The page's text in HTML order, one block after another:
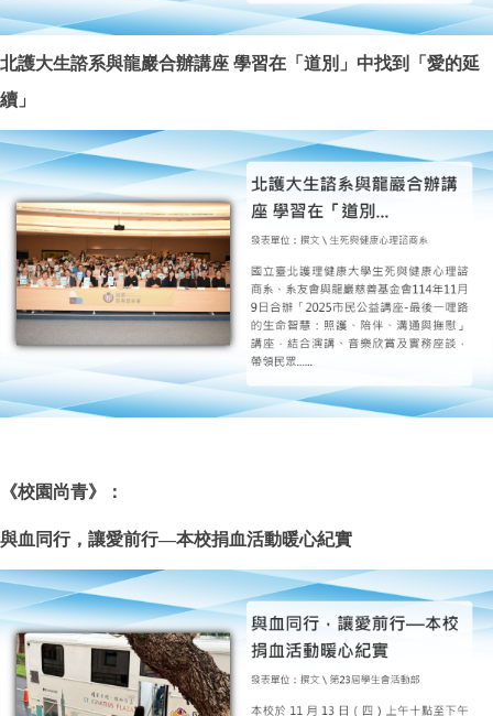
北護大生諮系與龍巖合辦講座 學習在「道別」中找到「愛的延
續」
《校園尚青》：
與血同行，讓愛前行—本校捐血活動暖心紀實